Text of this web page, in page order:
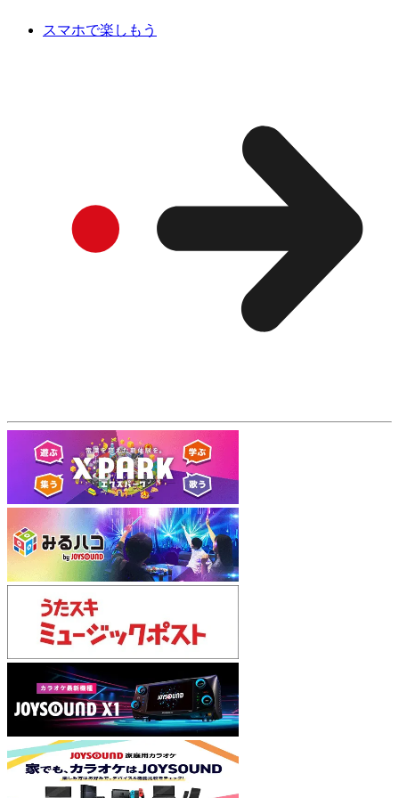
スマホで楽しもう